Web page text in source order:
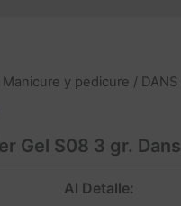
Manicure y pedicure / DANS
Gel S08 3 gr. Dans
Al Detalle: